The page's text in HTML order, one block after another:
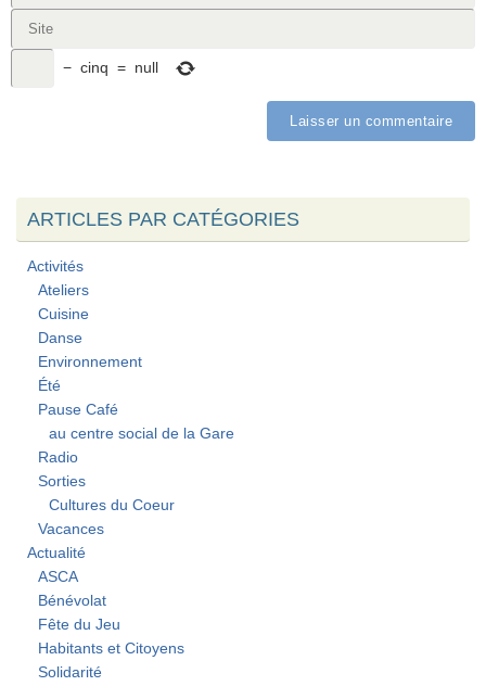
− cinq = null
ARTICLES PAR CATÉGORIES
Activités
Ateliers
Cuisine
Danse
Environnement
Été
Pause Café
au centre social de la Gare
Radio
Sorties
Cultures du Coeur
Vacances
Actualité
ASCA
Bénévolat
Fête du Jeu
Habitants et Citoyens
Solidarité